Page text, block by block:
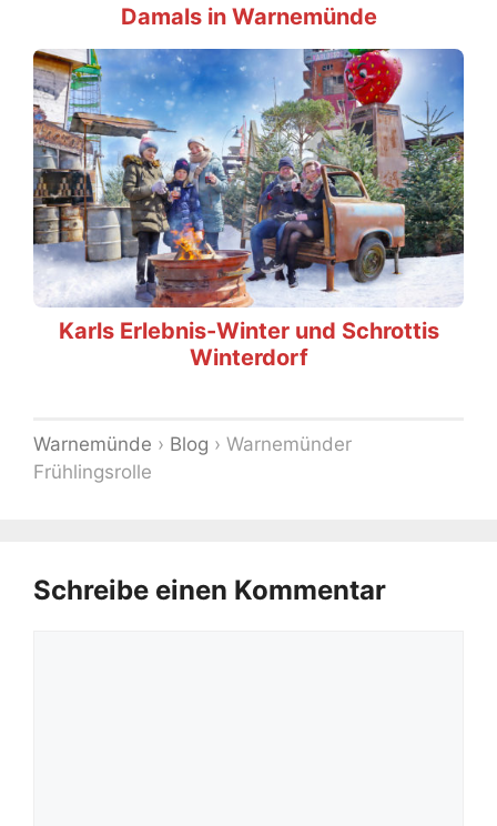
Damals in Warnemünde
Karls Erlebnis-Winter und Schrottis
Winterdorf
Warnemünde › Blog › Warnemünder
Frühlingsrolle
Schreibe einen Kommentar